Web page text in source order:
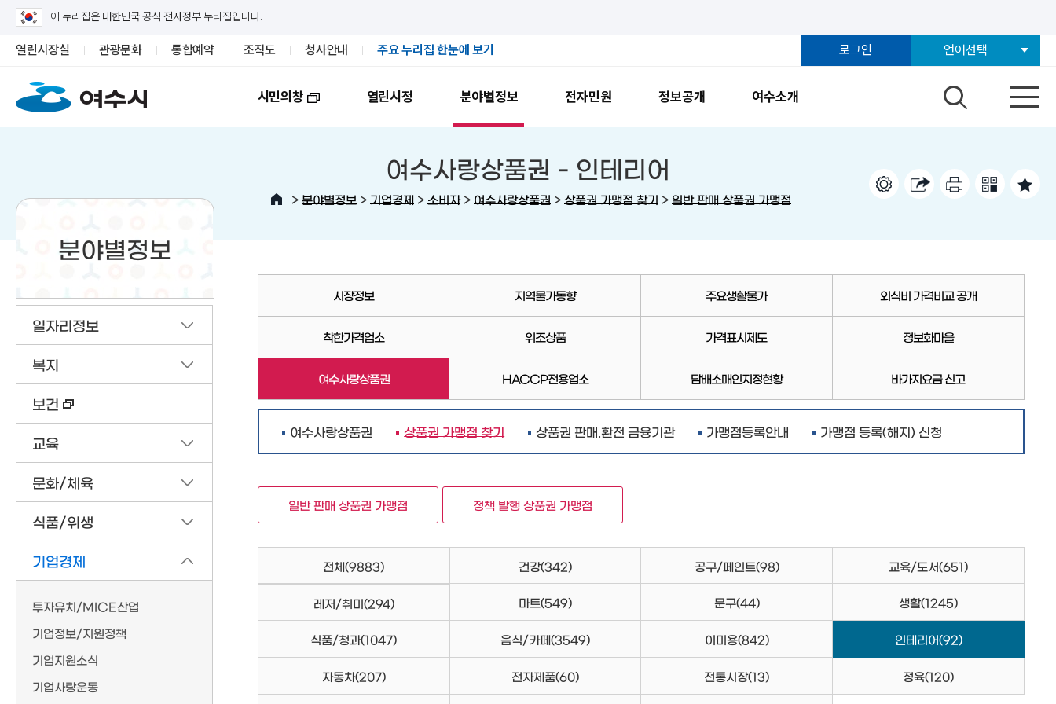
이 누리집은 대한민국 공식 전자정부 누리집입니다.
열린시장실 관광문화 통합예약 조직도 청사안내 주요 누리집 한눈에 보기 로그인 언어선택
시민의창 열린시정 분야별정보 전자민원 정보공개 여수소개
분야별정보
일자리정보
복지
보건
교육
문화/체육
식품/위생
기업경제
투자유치/MICE산업
기업정보/지원정책
기업지원소식
기업사랑운동
여수사랑상품권 - 인테리어
> 분야별정보 > 기업경제 > 소비자> 여수사랑상품권 > 상품권 가맹점 찾기 > 일반 판매 상품권 가맹점
시장정보 지역물가동향 주요생활물가 외식비 가격비교 공개
착한가격업소 위조상품 가격표시제도 정보화마을
여수사랑상품권 HACCP전용업소 담배소매인지정현황 바가지요금 신고
여수사랑상품권 상품권 가맹점 찾기 상품권 판매.환전 금융기관 가맹점등록안내 가맹점 등록(해지) 신청
일반 판매 상품권 가맹점 정책 발행 상품권 가맹점
전체(9883) 건강(342) 공구/페인트(98) 교육/도서(651)
레저/취미(294) 마트(549) 문구(44) 생활(1245)
식품/청과(1047) 음식/카페(3549) 이미용(842) 인테리어(92)
자동차(207) 전자제품(60) 전통시장(13) 정육(120)